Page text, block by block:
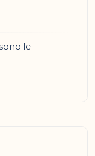
le